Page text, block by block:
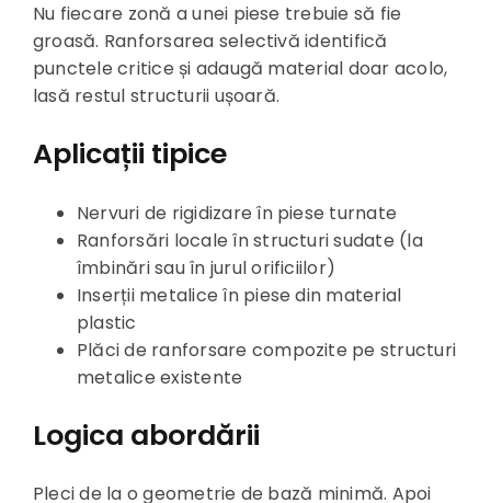
Nu fiecare zonă a unei piese trebuie să fie
groasă. Ranforsarea selectivă identifică
punctele critice și adaugă material doar acolo,
lasă restul structurii ușoară.
Aplicații tipice
Nervuri de rigidizare în piese turnate
Ranforsări locale în structuri sudate (la
îmbinări sau în jurul orificiilor)
Inserții metalice în piese din material
plastic
Plăci de ranforsare compozite pe structuri
metalice existente
Logica abordării
Pleci de la o geometrie de bază minimă. Apoi